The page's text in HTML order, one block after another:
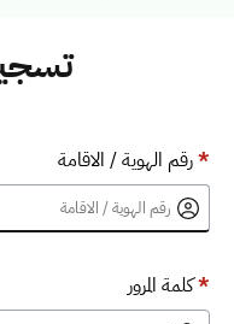
*رقم الهوية / الاقامة
*كلمة المرور